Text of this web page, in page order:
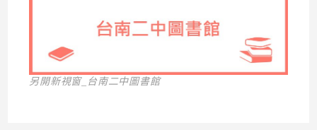
另開新視窗_台南二中圖書館